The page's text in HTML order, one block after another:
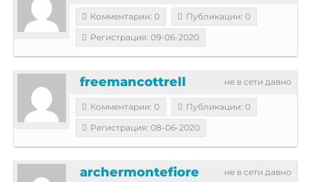
Комментарии: 0
Публикации: 0
Регистрация: 09-06-2020
не в сети давно
freemancottrell
Комментарии: 0
Публикации: 0
Регистрация: 08-06-2020
не в сети давно
archermontefiore